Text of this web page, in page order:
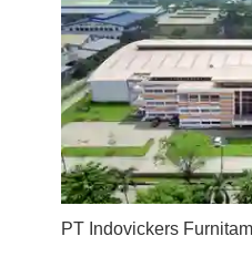
PT Indovickers